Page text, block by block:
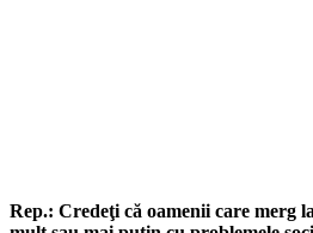
Rep.: Credeţi că oamenii care merg